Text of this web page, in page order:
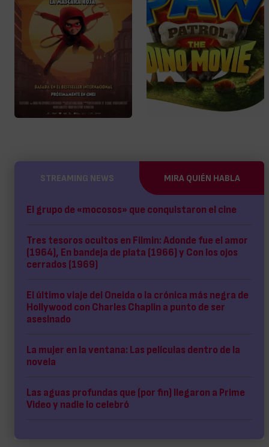
STREAMING NEWS MIRA QUIÉN HABLA
El grupo de «mocosos» que conquistaron el cine
Tres tesoros ocultos en Filmin: Adonde fue el amor
(1964), En bandeja de plata (1966) y Con los ojos
cerrados (1969)
El último viaje del Oneida o la crónica más negra de
Hollywood con Charles Chaplin a punto de ser
asesinado
La mujer en la ventana: Las películas dentro de la
novela
Las aguas profundas que (por fin) llegaron a Prime
Video y nadie lo celebró